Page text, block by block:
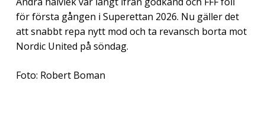
för första gången i Superettan 2026. Nu gäller det
att snabbt repa nytt mod och ta revansch borta mot
Nordic United på söndag.
Foto: Robert Boman